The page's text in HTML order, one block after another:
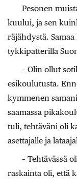
Pesonen
kuului, ja sen
räjähdystä.
tykkipatterilla
– Olin ollut
esikoulutusta.
kymmenen
saamassa
tuli, tehtäväni oli
asettajalle ja
– Tehtävässä
raskainta oli, että